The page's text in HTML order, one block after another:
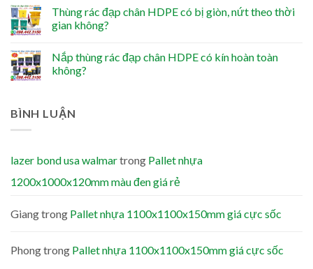
Thùng rác đạp chân HDPE có bị giòn, nứt theo thời
gian không?
Nắp thùng rác đạp chân HDPE có kín hoàn toàn
không?
BÌNH LUẬN
lazer bond usa walmartrong Pallet nhựa
1200x1000x120mm màu đen giá rẻ
Giangtrong Pallet nhựa 1100x1100x150mm giá cực sốc
Phongtrong Pallet nhựa 1100x1100x150mm giá cực sốc